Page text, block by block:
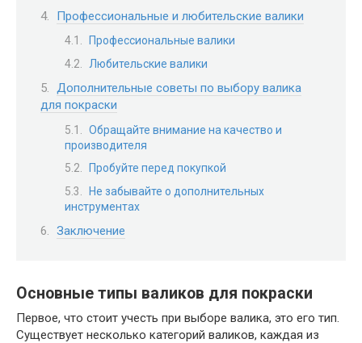
Профессиональные и любительские валики
Профессиональные валики
Любительские валики
Дополнительные советы по выбору валика
для покраски
Обращайте внимание на качество и
производителя
Пробуйте перед покупкой
Не забывайте о дополнительных
инструментах
Заключение
Основные типы валиков для покраски
Первое, что стоит учесть при выборе валика, это его тип.
Существует несколько категорий валиков, каждая из